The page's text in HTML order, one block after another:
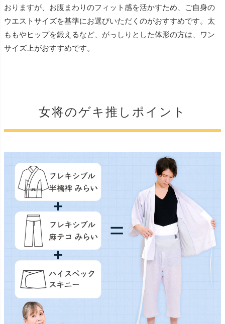
おりますが、お腹まわりのフィット感を活かすため、ご自身の
ウエストサイズを基準にお選びいただくのがおすすめです。太
ももやヒップを鍛えるなど、がっしりとした体形の方は、ワン
サイズ上がおすすめです。
女将のゲキ推しポイント